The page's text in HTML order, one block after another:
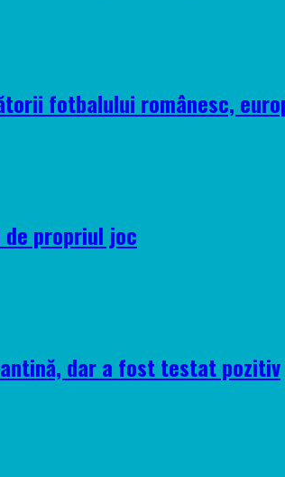
fotbalului românesc,
propriul joc
dar a fost testat pozitiv